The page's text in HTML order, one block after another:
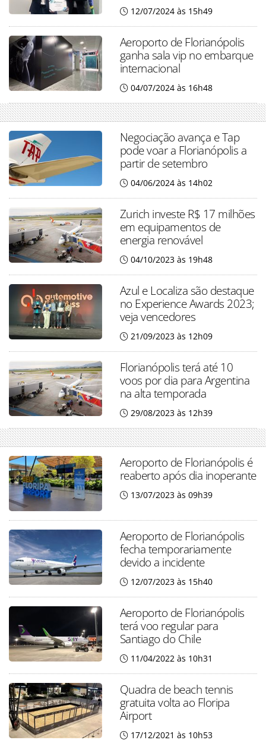
12/07/2024 às 15h49
Aeroporto de Florianópolis
ganha sala vip no embarque
internacional
04/07/2024 às 16h48
Negociação avança e Tap
pode voar a Florianópolis a
partir de setembro
04/06/2024 às 14h02
Zurich investe R$ 17 milhões
em equipamentos de
energia renovável
04/10/2023 às 19h48
Azul e Localiza são destaque
no Experience Awards 2023;
veja vencedores
21/09/2023 às 12h09
Florianópolis terá até 10
voos por dia para Argentina
na alta temporada
29/08/2023 às 12h39
Aeroporto de Florianópolis é
reaberto após dia inoperante
13/07/2023 às 09h39
Aeroporto de Florianópolis
fecha temporariamente
devido a incidente
12/07/2023 às 15h40
Aeroporto de Florianópolis
terá voo regular para
Santiago do Chile
11/04/2022 às 10h31
Quadra de beach tennis
gratuita volta ao Floripa
Airport
17/12/2021 às 10h53